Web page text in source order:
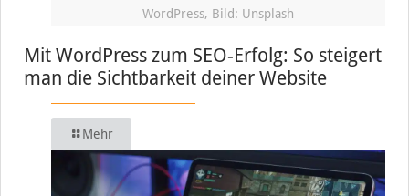
WordPress, Bild: Unsplash
Mit WordPress zum SEO-Erfolg: So steigert
man die Sichtbarkeit deiner Website
Mehr